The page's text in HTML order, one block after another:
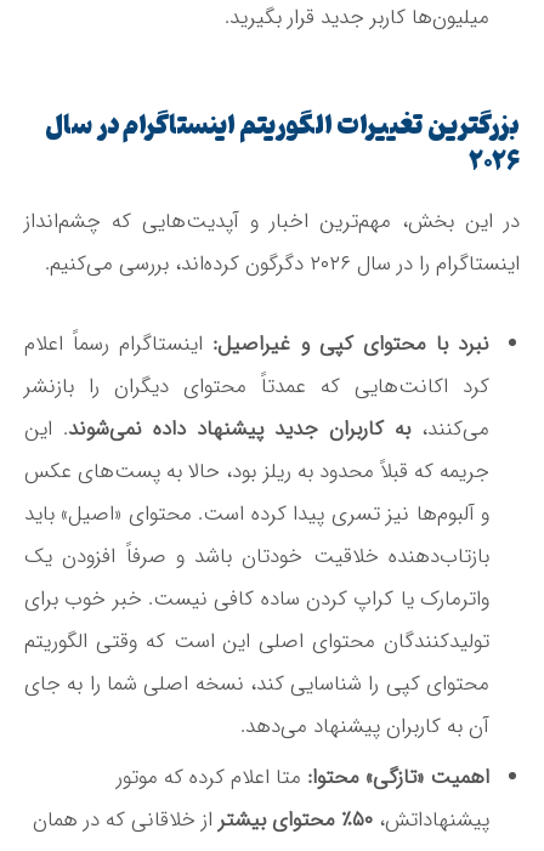
میلیون‌ها کاربر جدید قرار بگیرید.
بزرگترین تغییرات الگوریتم اینستاگرام در سال
۲۰۲۶
در این بخش، مهم‌ترین اخبار و آپدیت‌هایی که چشم‌انداز
اینستاگرام را در سال ۲۰۲۶ دگرگون کرده‌اند، بررسی می‌کنیم.
نبرد با محتوای کپی و غیراصیل: اینستاگرام رسماً اعلام
کرد اکانت‌هایی که عمدتاً محتوای دیگران را بازنشر
می‌کنند،به کاربران جدید پیشنهاد داده نمی‌شوند. این
جریمه که قبلاً محدود به ریلز بود، حالا به پست‌های عکس
و آلبوم‌ها نیز تسری پیدا کرده است. محتوای «اصیل» باید
بازتاب‌دهنده خلاقیت خودتان باشد و صرفاً افزودن یک
واترمارک یا کراپ کردن ساده کافی نیست. خبر خوب برای
تولیدکنندگان محتوای اصلی این است که وقتی الگوریتم
محتوای کپی را شناسایی کند، نسخه اصلی شما را به جای
آن به کاربران پیشنهاد می‌دهد.
اهمیت «تازگی» محتوا: متا اعلام کرده که موتور
پیشنهاداتش، ۵۰٪ محتوای بیشتر
از خلاقانی که در همان